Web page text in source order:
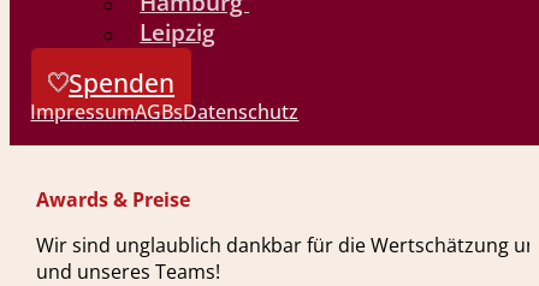
Leipzig
Spenden
ImpressumAGBsDatenschutz
Awards & Preise
Wir sind unglaublich dankbar für die Wertschätzung
und unseres Teams!